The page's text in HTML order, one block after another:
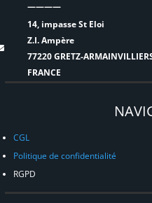
————
14, impasse St Eloi
Z.I. Ampère
77220 GRETZ-
FRANCE
CGL
Politique de confidentialité
RGPD